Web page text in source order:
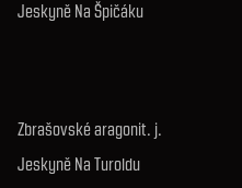
Jeskyně Na Špičáku
Zbrašovské aragonit. j.
Jeskyně Na Turoldu